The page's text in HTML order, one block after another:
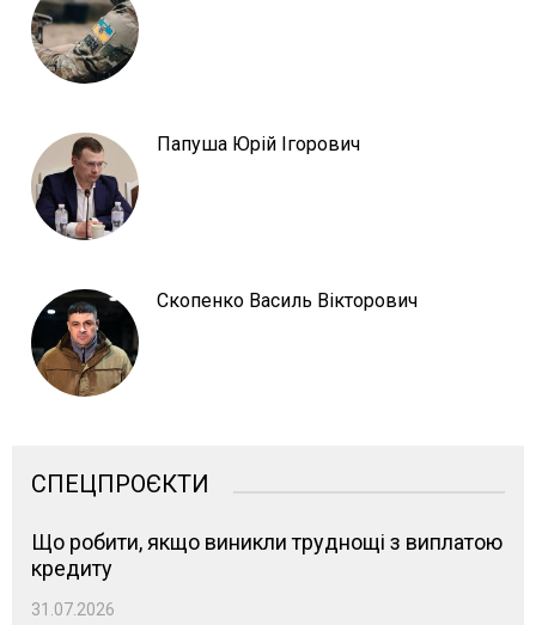
Папуша Юрій Ігорович
Скопенко Василь Вікторович
СПЕЦПРОЄКТИ
Що робити, якщо виникли труднощі з виплатою
кредиту
31.07.2026